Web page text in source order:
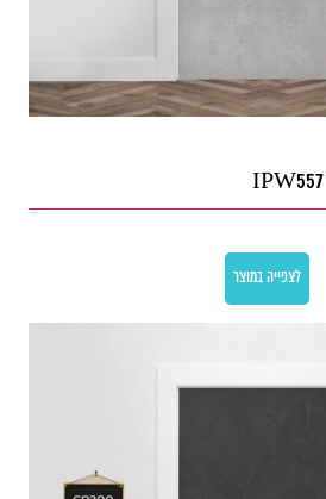
לצפייה במוצר